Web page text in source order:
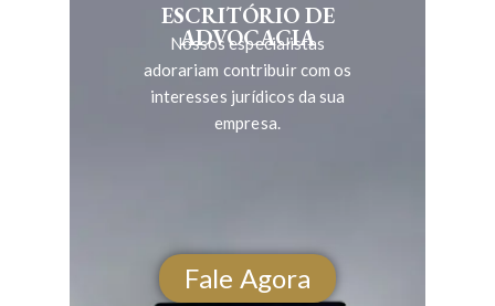
ESCRITÓRIO DE
ADVOCACIA
Nossos especialistas
adorariam contribuir com os
interesses jurídicos da sua
empresa.
Fale Agora